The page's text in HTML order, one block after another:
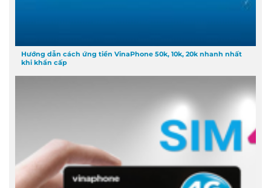
Hướng dẫn cách ứng tiền VinaPhone 50k, 10k, 20k nhanh nhất
khi khẩn cấp